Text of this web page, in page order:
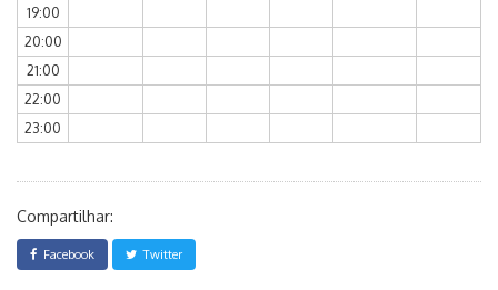
19:00
20:00
21:00
22:00
23:00
Compartilhar:
Facebook Twitter